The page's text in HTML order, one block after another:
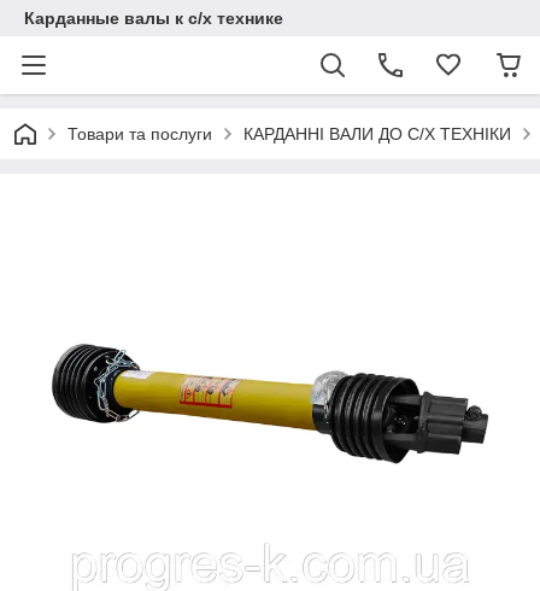
Карданные валы к с/х технике
Товари та послуги КАРДАННІ ВАЛИ ДО С/Х ТЕХНІКИ